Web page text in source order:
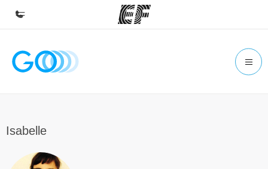
Domů
Najděte nejbližší kancelář
Isabelle